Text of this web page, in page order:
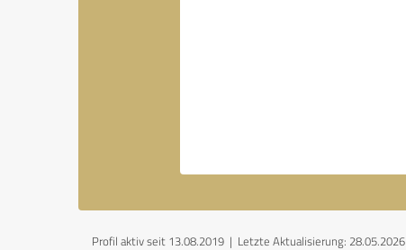
Profil aktiv seit 13.08.2019 | Letzte Aktualisierung: 28.05.2026